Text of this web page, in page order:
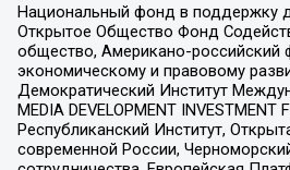
Национальный фонд в поддержку
Открытое Общество Фонд
общество, Американо-российский
экономическому и правовому
Демократический Институт
MEDIA DEVELOPMENT
Республиканский Институт,
современной России,